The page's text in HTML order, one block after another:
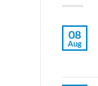
08
Aug